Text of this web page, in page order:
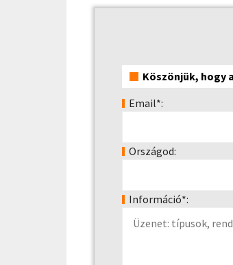
Köszönjük, hogy
Email*:
Országod:
Információ*: